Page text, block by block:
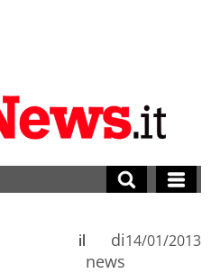
di
news
il 14/01/2013